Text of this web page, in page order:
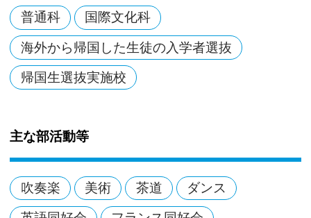
普通科 国際文化科
海外から帰国した生徒の入学者選抜
帰国生選抜実施校
主な部活動等
吹奏楽 美術 茶道 ダンス